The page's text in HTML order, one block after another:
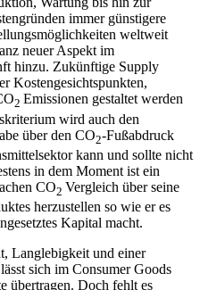
immer günstigere
weltweit
neuer Aspekt im
hinzu. Zukünftige Supply
Kostengesichtspunkten,
2 Emissionen gestaltet werden
wird auch den
über den CO2-Fußabdruck
kann und sollte nicht
in dem Moment ist ein
CO2 Vergleich über seine
herzustellen so wie er es
Kapital macht.
Langlebigkeit und einer
sich im Consumer Goods
übertragen. Doch fehlt es